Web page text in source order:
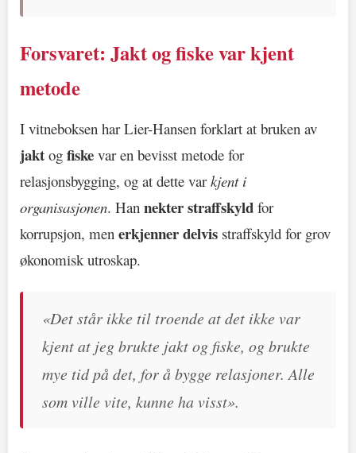
Forsvaret: Jakt og fiske var kjent
metode
I vitneboksen har Lier-Hansen forklart at bruken av
jakt og fiske var en bevisst metode for
relasjonsbygging, og at dette varkjent i
organisasjonen. Han nekter straffskyld for
korrupsjon, men erkjenner delvis straffskyld for grov
økonomisk utroskap.
«Det står ikke til troende at det ikke var
kjent at jeg brukte jakt og fiske, og brukte
mye tid på det, for å bygge relasjoner. Alle
som ville vite, kunne ha visst».